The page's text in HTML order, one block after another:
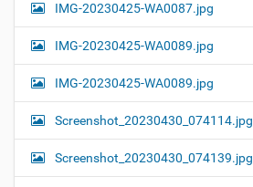
IMG-20230425-WA0087.jpg
IMG-20230425-WA0089.jpg
IMG-20230425-WA0089.jpg
Screenshot_20230430_074114.jpg
Screenshot_20230430_074139.jpg